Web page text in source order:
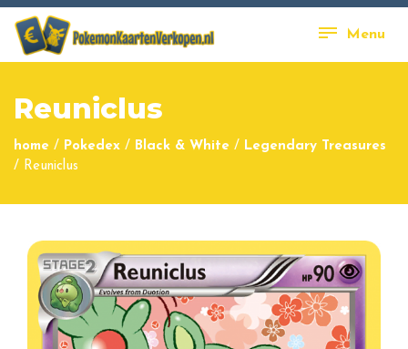
Menu
Reuniclus
home / Pokedex / Black & White / Legendary Treasures
/ Reuniclus